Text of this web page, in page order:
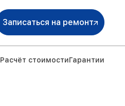
Записаться на ремонт
Расчёт стоимостиГарантии